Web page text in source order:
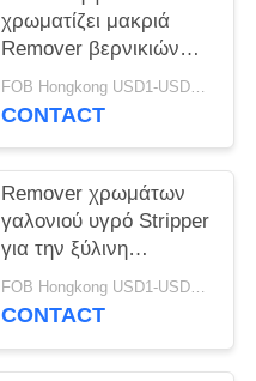
χρωματίζει μακριά
Remover βερνικιών
για την ξύλινη
τεκτονική μετάλλων
FOB Hongkong USD1-USD3 per piece MOQ:1000pcs
CONTACT
Remover χρωμάτων
γαλονιού υγρό Stripper
για την ξύλινη
τεκτονική μετάλλων
FOB Hongkong USD1-USD3 per piece MOQ:1000pcs
CONTACT